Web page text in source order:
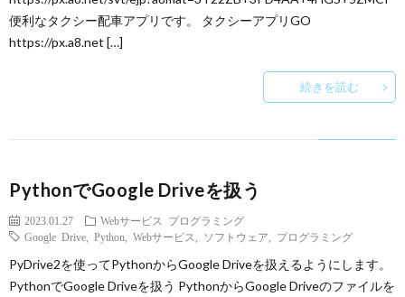
便利なタクシー配車アプリです。 タクシーアプリGO
https://px.a8.net […]
続きを読む
PythonでGoogle Driveを扱う
2023.01.27 Webサービス
プログラミング
Google Drive
Python Webサービス ソフトウェア プログラミング
PyDrive2を使ってPythonからGoogle Driveを扱えるようにします。
PythonでGoogle Driveを扱う PythonからGoogle Driveのファイルを